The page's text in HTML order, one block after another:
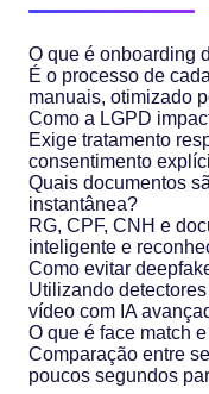
O que é onboarding
É o processo de
manuais, otimizado
Como a LGPD
Exige tratamento
consentimento
Quais documentos
instantânea?
RG, CPF, CNH e
inteligente e
Como evitar
Utilizando
vídeo com IA
O que é face match
Comparação entre
poucos segundos